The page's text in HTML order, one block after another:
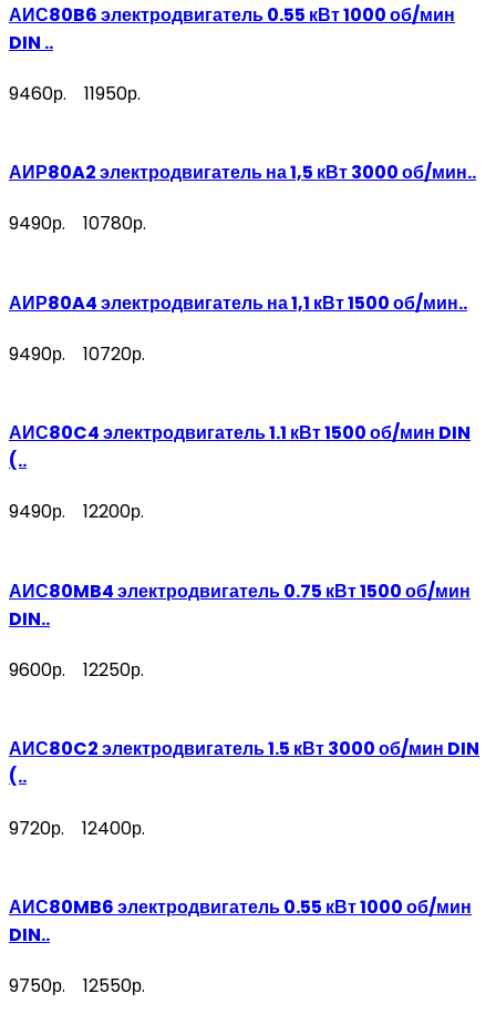
АИС80B6 электродвигатель 0.55 кВт 1000 об/мин
DIN ..
9460р. 11950р.
АИР80A2 электродвигатель на 1,5 кВт 3000 об/мин..
9490р. 10780р.
АИР80A4 электродвигатель на 1,1 кВт 1500 об/мин..
9490р. 10720р.
АИС80C4 электродвигатель 1.1 кВт 1500 об/мин DIN
(..
9490р. 12200р.
АИС80MB4 электродвигатель 0.75 кВт 1500 об/мин
DIN..
9600р. 12250р.
АИС80C2 электродвигатель 1.5 кВт 3000 об/мин DIN
(..
9720р. 12400р.
АИС80MB6 электродвигатель 0.55 кВт 1000 об/мин
DIN..
9750р. 12550р.